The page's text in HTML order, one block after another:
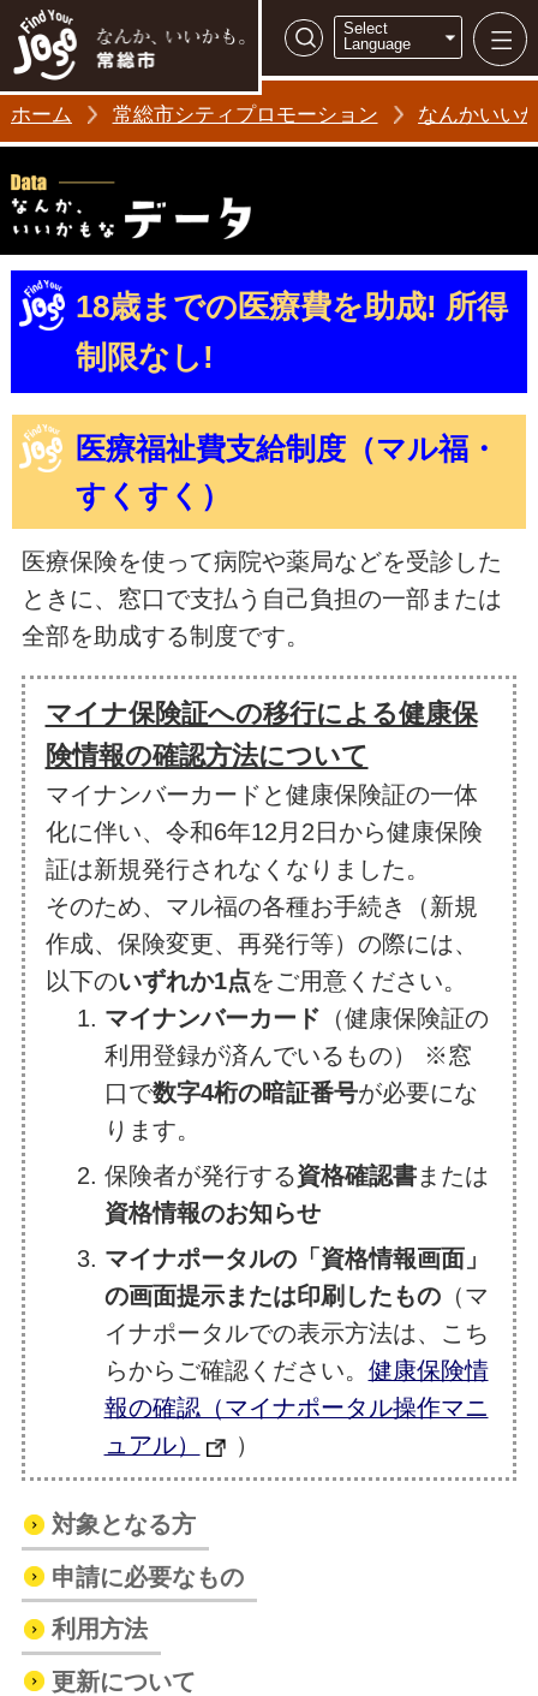
常総市シテ
検索
Select
Language
ホーム 常総市シティプロモーション なんかいい
18歳までの医療費を助成! 所得
制限なし!
医療福祉費支給制度（マル福・
すくすく）
医療保険を使って病院や薬局などを受診した
ときに、窓口で支払う自己負担の一部または
全部を助成する制度です。
マイナ保険証への移行による健康保
険情報の確認方法について
マイナンバーカードと健康保険証の一体
化に伴い、令和6年12月2日から健康保険
証は新規発行されなくなりました。
そのため、マル福の各種お手続き（新規
作成、保険変更、再発行等）の際には、
以下のいずれか1点をご用意ください。
マイナンバーカード （健康保険証の
利用登録が済んでいるもの） ※窓
口で数字4桁の暗証番号が必要にな
ります。
保険者が発行する資格確認書または
資格情報のお知らせ
マイナポータルの「資格情報画面」
の画面提示または印刷したもの（マ
イナポータルでの表示方法は、こち
らからご確認ください。 健康保険情
報の確認（マイナポータル操作マニ
ュアル）
）
対象となる方
申請に必要なもの
利用方法
更新について